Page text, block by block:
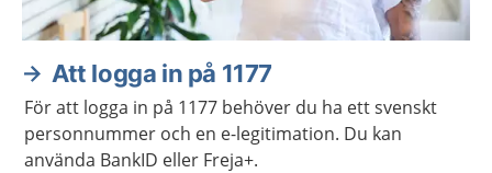
Att logga in på 1177
För att logga in på 1177 behöver du ha ett svenskt
personnummer och en e-legitimation. Du kan
använda BankID eller Freja+.